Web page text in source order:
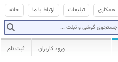
خانه ارتباط با ما تبلیغات همکاری
ثبت نام ورود کاربران